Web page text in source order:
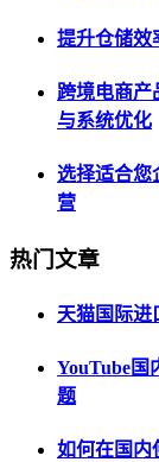
提升仓储效
跨境电商产
与系统优化
选择适合您
营
热门文章
天猫国际进
YouTube国
题
如何在国内